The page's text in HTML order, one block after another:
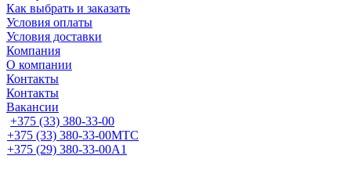
Как выбрать и заказать
Условия оплаты
Условия доставки
Компания
О компании
Контакты
Контакты
Вакансии
+375 (33) 380-33-00
+375 (33) 380-33-00МТС
+375 (29) 380-33-00А1